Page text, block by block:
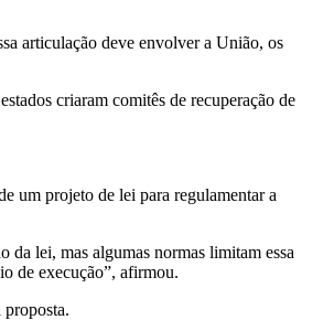
articulação deve envolver a União, os
criaram comitês de recuperação de
um projeto de lei para regulamentar a
da lei, mas algumas normas limitam essa
de execução”, afirmou.